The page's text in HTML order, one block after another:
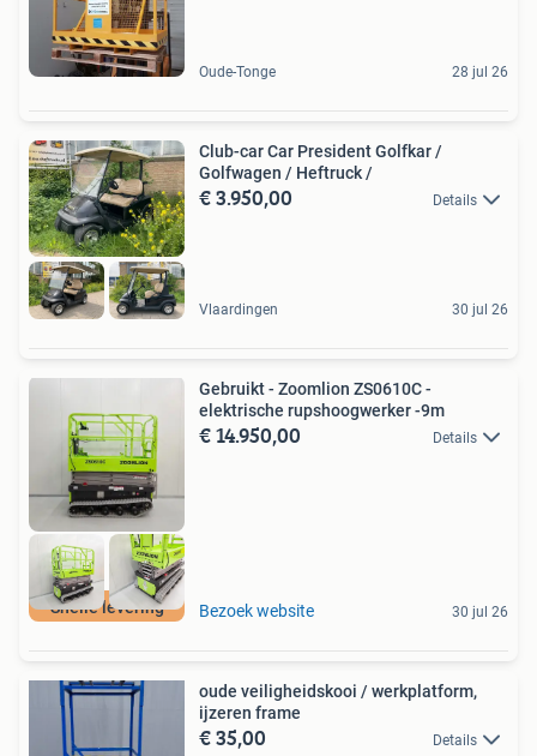
Oude-Tonge 28 jul 26
Club-car Car President Golfkar /
Golfwagen / Heftruck /
€ 3.950,00 Details
Vlaardingen 30 jul 26
Snelle levering
Gebruikt - Zoomlion ZS0610C -
elektrische rupshoogwerker -9m
€ 14.950,00 Details
Bezoek website 30 jul 26
oude veiligheidskooi / werkplatform,
ijzeren frame
€ 35,00 Details